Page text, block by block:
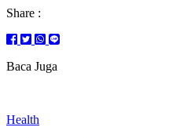
Share :
Baca Juga
Health